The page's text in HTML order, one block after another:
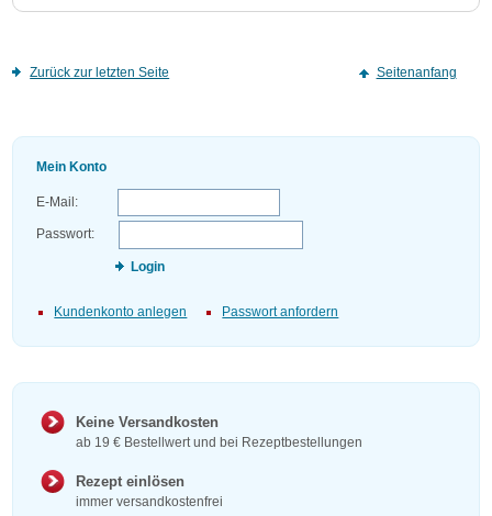
Zurück zur letzten Seite Seitenanfang
Mein Konto
E-Mail:
Passwort:
Login
Kundenkonto anlegen Passwort anfordern
Keine Versandkosten
ab 19 € Bestellwert und bei Rezeptbestellungen
Rezept einlösen
immer versandkostenfrei